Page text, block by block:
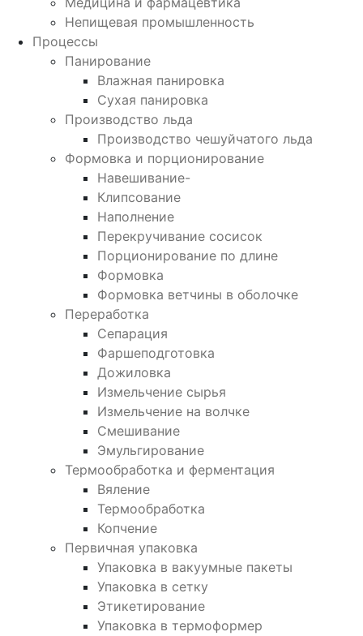
Непищевая промышленность
Процессы
Панирование
Влажная панировка
Сухая панировка
Производство льда
Производство чешуйчатого льда
Формовка и порционирование
Навешивание-
Клипсование
Наполнение
Перекручивание сосисок
Порционирование по длине
Формовка
Формовка ветчины в оболочке
Переработка
Сепарация
Фаршеподготовка
Дожиловка
Измельчение сырья
Измельчение на волчке
Смешивание
Эмульгирование
Термообработка и ферментация
Вяление
Термообработка
Копчение
Первичная упаковка
Упаковка в вакуумные пакеты
Упаковка в сетку
Этикетирование
Упаковка в термоформер